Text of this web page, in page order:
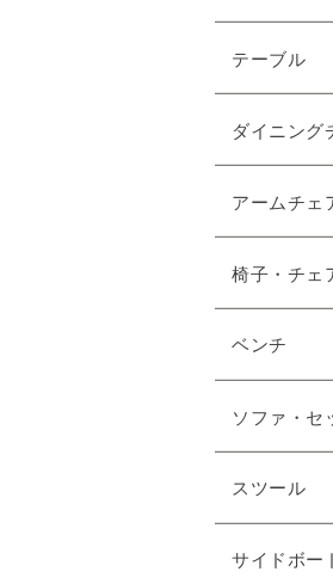
テーブル
ダイニング
アームチェ
椅子・チェ
ベンチ
ソファ・セ
スツール
サイドボー